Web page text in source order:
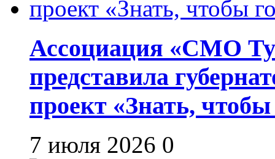
Ассоциация «СМО
представила
проект «Знать,
7 июля 2026 0